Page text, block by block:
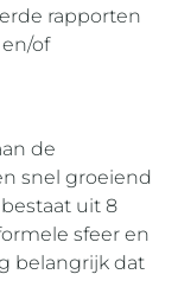
rapporten
of
de
snel groeiend
uit 8
sfeer en
belangrijk dat